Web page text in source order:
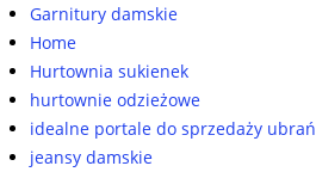
Garnitury damskie
Home
Hurtownia sukienek
hurtownie odzieżowe
idealne portale do sprzedaży ubrań
jeansy damskie